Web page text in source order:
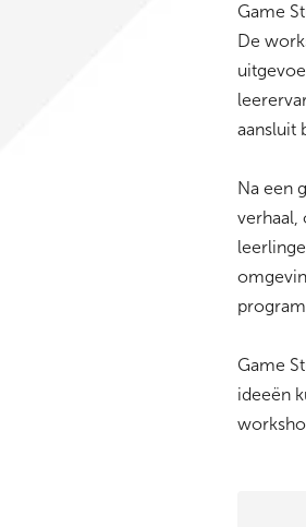
Game
De
aansluit
Na een
verhaal,
Game
ideeën